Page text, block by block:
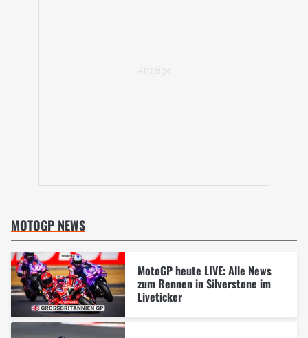
MOTOGP NEWS
MotoGP heute LIVE: Alle News
zum Rennen in Silverstone im
Liveticker